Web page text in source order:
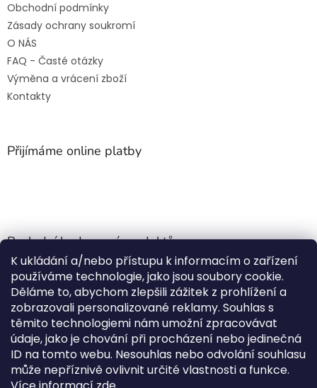
K ukládání a/nebo přístupu k informacím o zařízení
používáme technologie, jako jsou soubory cookie.
Děláme to, abychom zlepšili zážitek z prohlížení a
zobrazovali personalizované reklamy. Souhlas s
těmito technologiemi nám umožní zpracovávat
údaje, jako je chování při procházení nebo jedinečná
ID na tomto webu. Nesouhlas nebo odvolání souhlasu
může nepříznivě ovlivnit určité vlastnosti a funkce.
Obchodní podmínky
Zásady ochrany soukromí
O NÁS
FAQ - Časté otázky
Výměna a vrácení zboží
Kontakty
Přijímáme online platby
Poslední hodnocení produktů
Jehla do nádrže k nezávislému topení
Hodnocení produktu je 5 z 5 hvězdiček.
| Martin Nevrlý
ano
Kempingové skládací křeslo Front Runner Expander Chair
Hodnocení produktu je 5 z 5 hvězdiček.
|